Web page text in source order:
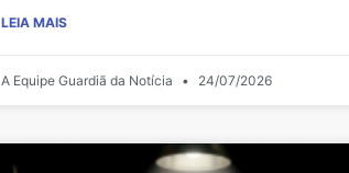
LEIA MAIS
A Equipe Guardiã da Notícia 24/07/2026